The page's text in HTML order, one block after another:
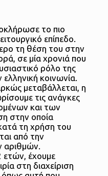
το πιο
επίπεδο.
τη θέση του στην
σε μία χρονιά που
ρόλο της
κοινωνία.
μεταβάλλεται, η
τις ανάγκες
και των
στην οποία
τη χρήση του
από την
αριθμών.
ετών, έχουμε
στη διαχείριση